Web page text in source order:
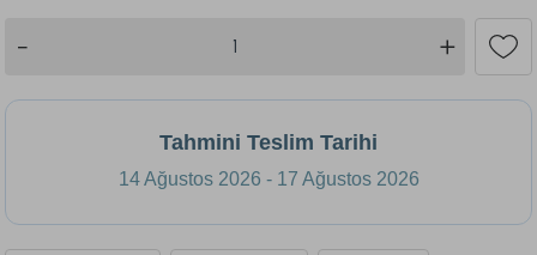
Tahmini Teslim Tarihi
14 Ağustos 2026 - 17 Ağustos 2026